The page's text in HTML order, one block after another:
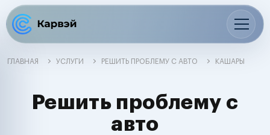
ГЛАВНАЯ УСЛУГИ РЕШИТЬ ПРОБЛЕМУ С АВТО КАШАРЫ
Решить проблему с
авто